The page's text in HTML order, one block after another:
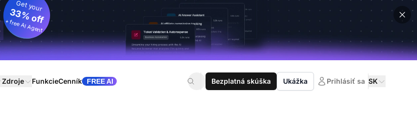
Get your
33% off
+ free AI Agent
Zdroje FunkcieCenník FREE AI Bezplatná skúška Ukážka Prihlásiť sa SK